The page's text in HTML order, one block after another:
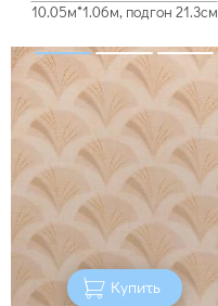
10.05м*1.06м, подгон 21.3см
Купить